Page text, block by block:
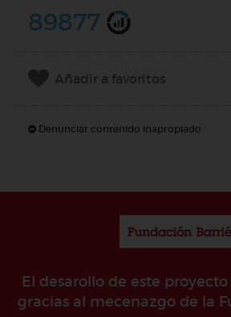
89877
Añadir a favoritos
Denunciar contenido inapropiado
El desarollo de este
gracias al mecenazgo de la